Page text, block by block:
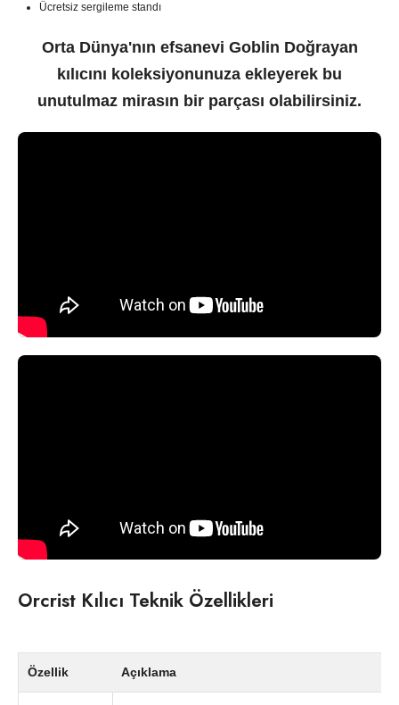
Ücretsiz sergileme standı
Orta Dünya'nın efsanevi Goblin Doğrayan
kılıcını koleksiyonunuza ekleyerek bu
unutulmaz mirasın bir parçası olabilirsiniz.
Orcrist Kılıcı Teknik Özellikleri
Özellik Açıklama